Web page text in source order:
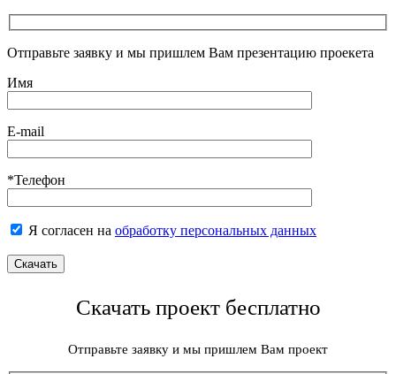
Отправьте заявку и мы пришлем Вам презентацию проекета
Имя
E-mail
*Телефон
Я согласен на обработку персональных данных
Скачать проект бесплатно
Отправьте заявку и мы пришлем Вам проект